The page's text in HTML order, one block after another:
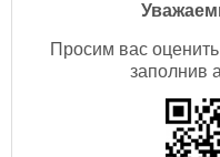
Просим вас
заполнив